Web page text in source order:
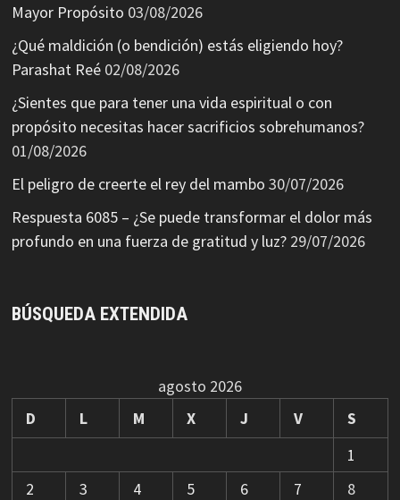
Mayor Propósito 03/08/2026
¿Qué maldición (o bendición) estás eligiendo hoy?
Parashat Reé 02/08/2026
¿Sientes que para tener una vida espiritual o con
propósito necesitas hacer sacrificios sobrehumanos?
01/08/2026
El peligro de creerte el rey del mambo 30/07/2026
Respuesta 6085 – ¿Se puede transformar el dolor más
profundo en una fuerza de gratitud y luz? 29/07/2026
BÚSQUEDA EXTENDIDA
agosto 2026
D
L M X J V
S
1
2
3 4 5 6 7
8